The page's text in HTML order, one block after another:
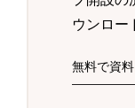
ウンロー
無料で資